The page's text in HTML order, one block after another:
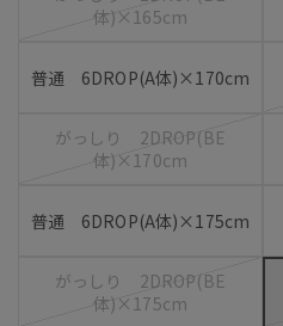
体)×165cm
普通 6DROP(A体)×170cm
がっしり 2DROP(BE
体)×170cm
普通 6DROP(A体)×175cm
がっしり 2DROP(BE
体)×175cm